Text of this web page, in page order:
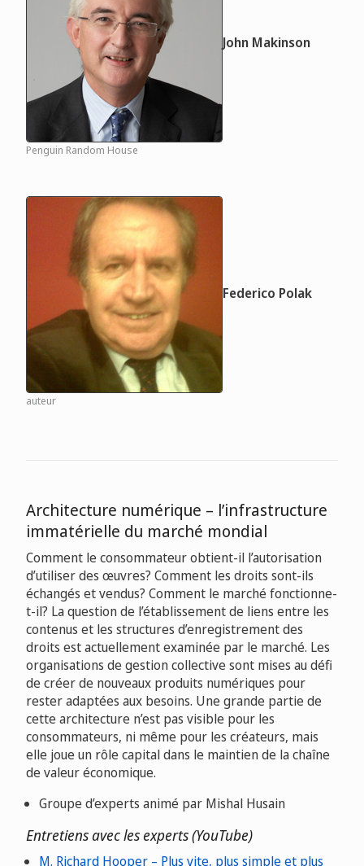
John Makinson
Penguin Random House
Federico Polak
auteur
Architecture numérique – l’infrastructure
immatérielle du marché mondial
Comment le consommateur obtient-il l’autorisation
d’utiliser des œuvres? Comment les droits sont-ils
échangés et vendus? Comment le marché fonctionne-
t-il? La question de l’établissement de liens entre les
contenus et les structures d’enregistrement des
droits est actuellement examinée par le marché. Les
organisations de gestion collective sont mises au défi
de créer de nouveaux produits numériques pour
rester adaptées aux besoins. Une grande partie de
cette architecture n’est pas visible pour les
consommateurs, ni même pour les créateurs, mais
elle joue un rôle capital dans le maintien de la chaîne
de valeur économique.
Groupe d’experts animé par Mishal Husain
Entretiens avec les experts (YouTube)
M. Richard Hooper – Plus vite, plus simple et plus